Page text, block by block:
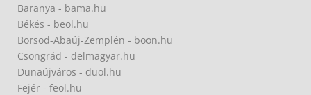
Baranya - bama.hu
Békés - beol.hu
Borsod-Abaúj-Zemplén - boon.hu
Csongrád - delmagyar.hu
Dunaújváros - duol.hu
Fejér - feol.hu